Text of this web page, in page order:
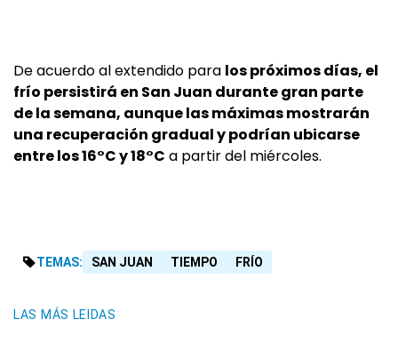
De acuerdo al extendido para los próximos días, el
frío persistirá en San Juan durante gran parte
de la semana, aunque las máximas mostrarán
una recuperación gradual y podrían ubicarse
entre los 16°C y 18°C a partir del miércoles.
TEMAS: SAN JUAN TIEMPO FRÍO
LAS MÁS LEIDAS